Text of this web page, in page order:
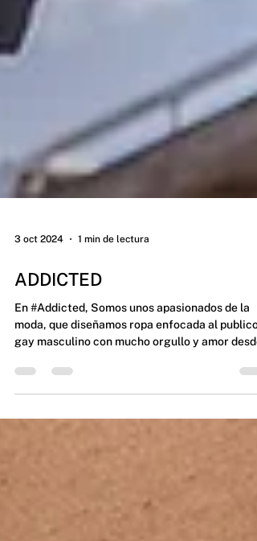
3 oct 2024 1 min de lectura
ADDICTED
En #Addicted, Somos unos apasionados de la
gay masculino con mucho orgullo y amor